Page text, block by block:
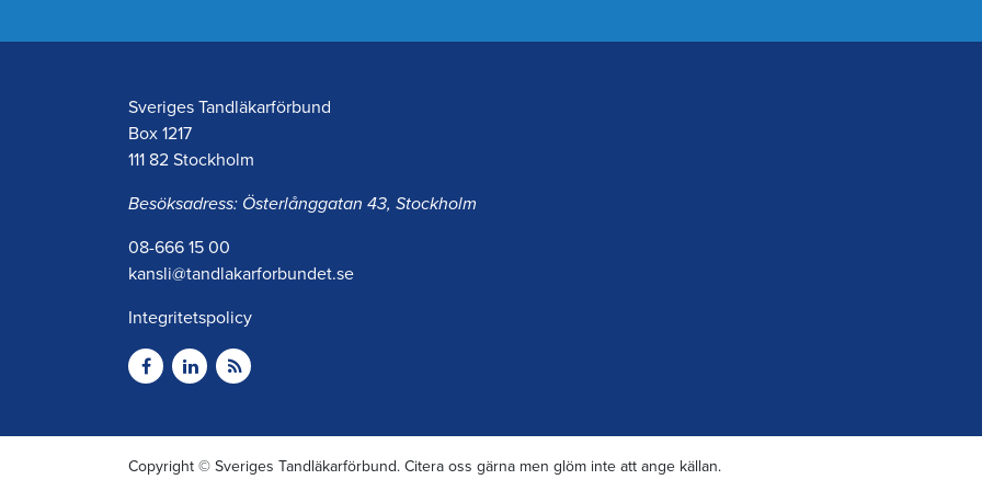
Sveriges Tandläkarförbund
Box 1217
111 82 Stockholm
Besöksadress: Österlånggatan 43, Stockholm
08-666 15 00
kansli@tandlakarforbundet.se
Integritetspolicy
Copyright © Sveriges Tandläkarförbund. Citera oss gärna men glöm inte att ange källan.